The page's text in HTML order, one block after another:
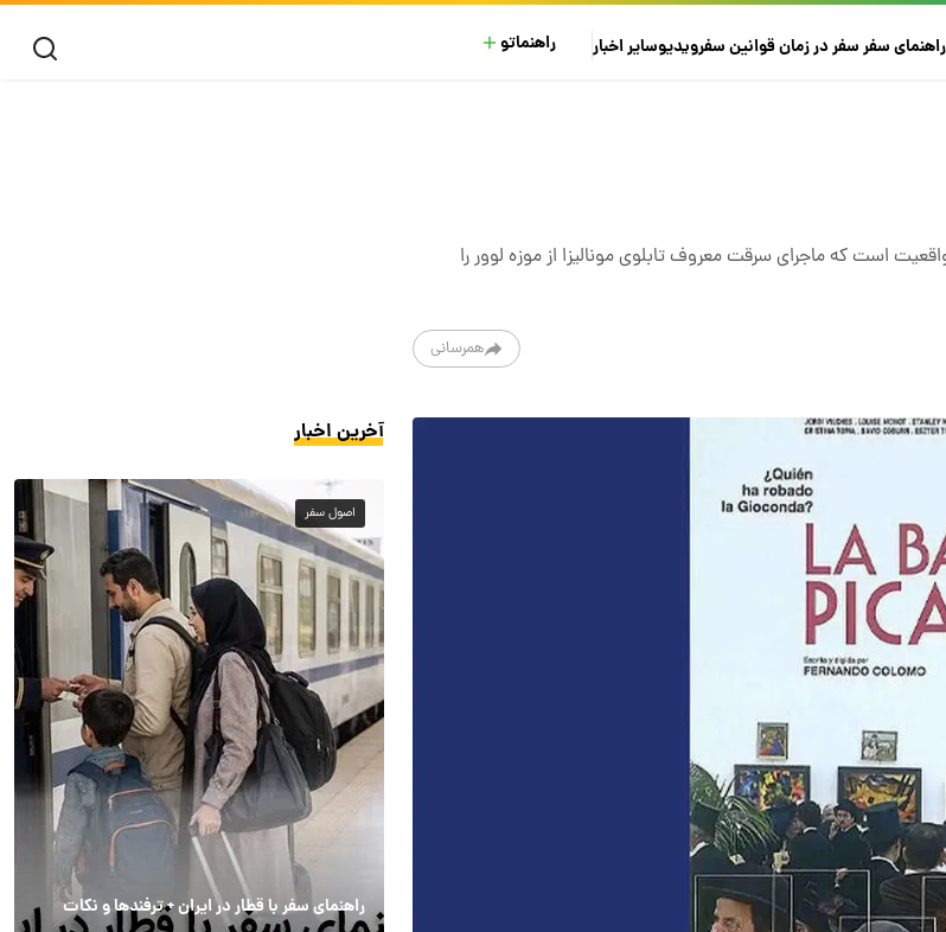
راهنمای سفرسفر در زمانقوانین سفرویدیوسایراخبار راهنماتو
است که ماجرای سرقت معروف تابلوی مونالیزا از موزه لوور را
همرسانی
آخرین اخبار
اصول سفر
راهنمای سفر با قطار در ایران + ترفندها و نکات